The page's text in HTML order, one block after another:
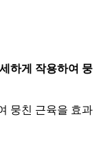
하게 작용하여 뭉
뭉친 근육을 효과